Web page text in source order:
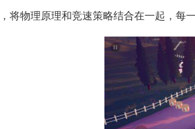
将物理原理和竞速策略结合在一起，每